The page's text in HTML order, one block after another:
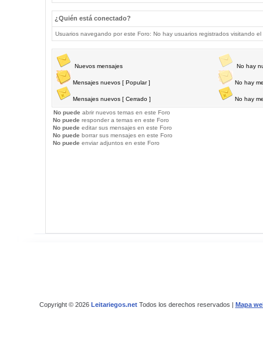
¿Quién está conectado?
Usuarios navegando por este Foro: No hay usuarios registrados visitando
Nuevos mensajes
Mensajes nuevos [ Popular ]
Mensajes nuevos [ Cerrado ]
No hay
No hay
No hay
No puede abrir nuevos temas en este Foro
No puede responder a temas en este Foro
No puede editar sus mensajes en este Foro
No puede borrar sus mensajes en este Foro
No puede enviar adjuntos en este Foro
Copyright © 2026 Leitariegos.netTodos los derechos reservados | Mapa